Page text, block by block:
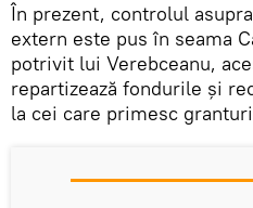
În prezent, controlul
extern este pus în seama
potrivit lui Verebceanu,
repartizează fondurile și
la cei care primesc